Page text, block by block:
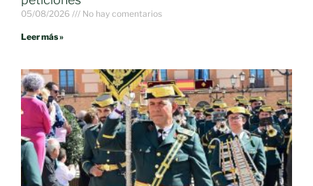
05/08/2026 No hay comentarios
Leer más »